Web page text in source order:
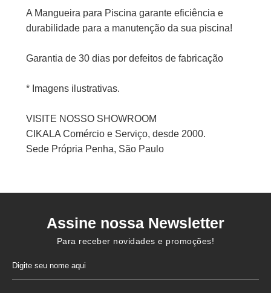
A Mangueira para Piscina garante eficiência e
durabilidade para a manutenção da sua piscina!
Garantia de 30 dias por defeitos de fabricação
* Imagens ilustrativas.
VISITE NOSSO SHOWROOM
CIKALA Comércio e Serviço, desde 2000.
Sede Própria Penha, São Paulo
Assine nossa Newsletter
Para receber novidades e promoções!